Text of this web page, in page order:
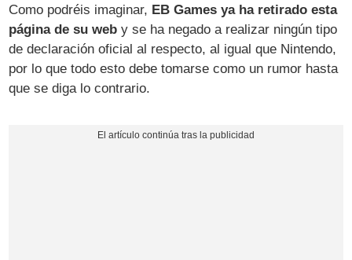
Como podréis imaginar, EB Games ya ha retirado esta
página de su web y se ha negado a realizar ningún tipo
de declaración oficial al respecto, al igual que Nintendo,
por lo que todo esto debe tomarse como un rumor hasta
que se diga lo contrario.